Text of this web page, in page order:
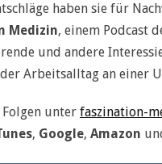
haben sie für
Medizin, einem Podcast
und andere
Arbeitsalltag an einer
unter faszination-
, Google, Amazon